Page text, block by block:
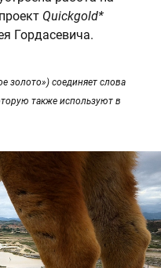
Quickgold*
Гордасевича.
золото») соединяет слова
также используют в